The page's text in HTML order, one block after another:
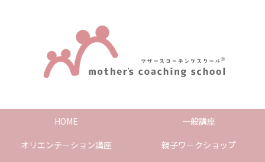
HOME
一般講座
オリエンテーション講座
親子ワークショップ